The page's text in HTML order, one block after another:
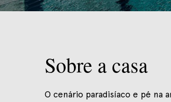
Sobre a casa
O cenário paradisíaco e pé na